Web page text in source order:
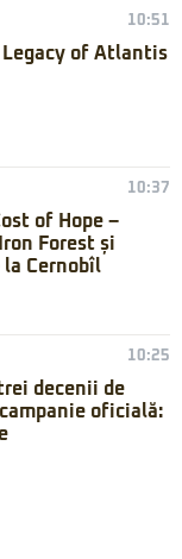
10:51
Legacy of Atlantis
10:37
of Hope –
Forest și
Cernobîl
10:25
decenii de
oficială: